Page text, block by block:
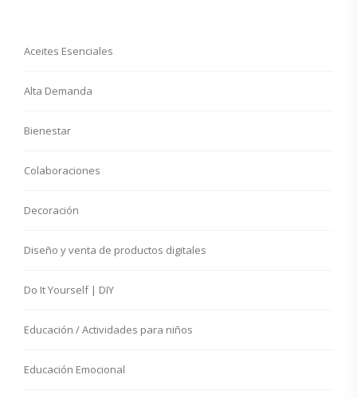
Aceites Esenciales
Alta Demanda
Bienestar
Colaboraciones
Decoración
Diseño y venta de productos digitales
Do It Yourself | DIY
Educación / Actividades para niños
Educación Emocional